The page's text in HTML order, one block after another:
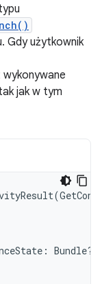
Gdy użytkownik
jak w tym
(
: Bundle?)